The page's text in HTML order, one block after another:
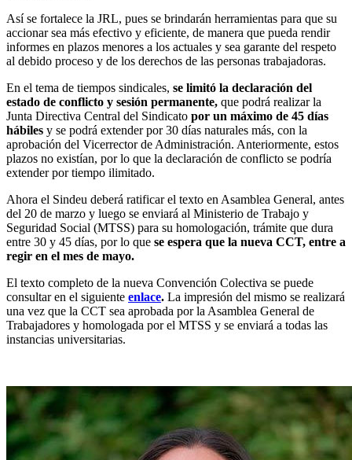
Así se fortalece la JRL, pues se brindarán herramientas para que su
accionar sea más efectivo y eficiente, de manera que pueda rendir
informes en plazos menores a los actuales y sea garante del respeto
al debido proceso y de los derechos de las personas trabajadoras.
En el tema de tiempos sindicales, se limitó la declaración del
estado de conflicto y sesión permanente, que podrá realizar la
Junta Directiva Central del Sindicato por un máximo de 45 días
hábiles y se podrá extender por 30 días naturales más, con la
aprobación del Vicerrector de Administración. Anteriormente, estos
plazos no existían, por lo que la declaración de conflicto se podría
extender por tiempo ilimitado.
Ahora el Sindeu deberá ratificar el texto en Asamblea General, antes
del 20 de marzo y luego se enviará al Ministerio de Trabajo y
Seguridad Social (MTSS) para su homologación, trámite que dura
entre 30 y 45 días, por lo que se espera que la nueva CCT, entre a
regir en el mes de mayo.
El texto completo de la nueva Convención Colectiva se puede
consultar en el siguiente enlace. La impresión del mismo se realizará
una vez que la CCT sea aprobada por la Asamblea General de
Trabajadores y homologada por el MTSS y se enviará a todas las
instancias universitarias.